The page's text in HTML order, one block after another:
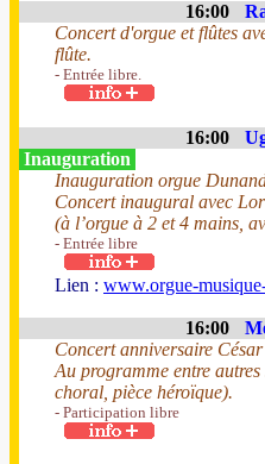
16:00
Concert d'orgue et flûtes
flûte.
- Entrée libre.
16:00
Inauguration
Inauguration orgue
Concert inaugural avec
(à l’orgue à 2 et 4 mains,
- Entrée libre
Lien : www.orgue-
16:00
Concert anniversaire
Au programme entre
choral, pièce héroïque).
- Participation libre